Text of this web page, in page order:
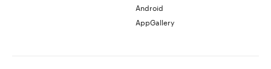
Android
AppGallery